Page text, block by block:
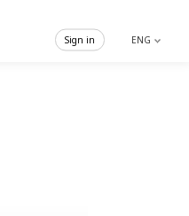
ENG
Sign in